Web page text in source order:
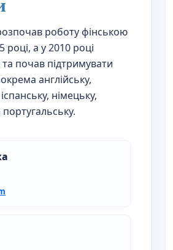
роботу фінською
а у 2010 році
почав підтримувати
англійську,
німецьку,
португальську.